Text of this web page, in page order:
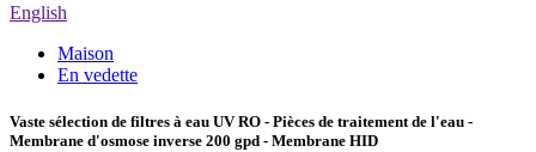
English
Maison
En vedette
Vaste sélection de filtres à eau UV RO - Pièces de traitement de l'eau -
Membrane d'osmose inverse 200 gpd - Membrane HID